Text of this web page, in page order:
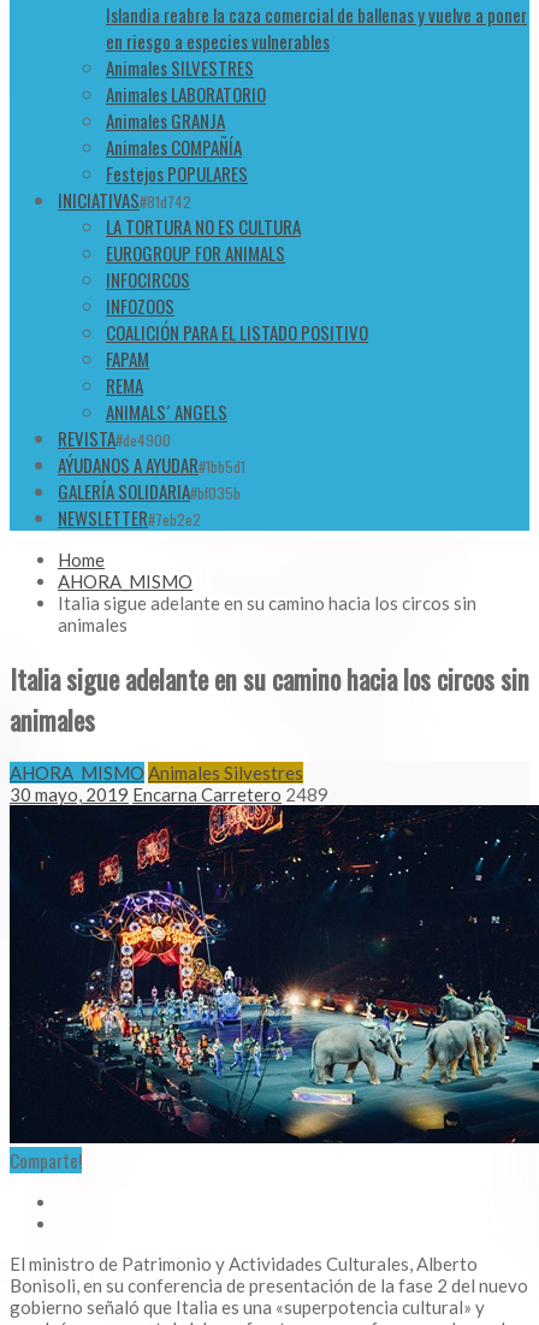
Islandia reabre la caza comercial de ballenas y vuelve a poner
en riesgo a especies vulnerables
Animales SILVESTRES
Animales LABORATORIO
Animales GRANJA
Animales COMPAÑÍA
Festejos POPULARES
INICIATIVAS#81d742
LA TORTURA NO ES CULTURA
EUROGROUP FOR ANIMALS
INFOCIRCOS
INFOZOOS
COALICIÓN PARA EL LISTADO POSITIVO
FAPAM
REMA
ANIMALS´ ANGELS
REVISTA#de4900
AÝUDANOS A AYUDAR#1bb5d1
GALERÍA SOLIDARIA#bf035b
NEWSLETTER#7eb2e2
Home
AHORA_MISMO
Italia sigue adelante en su camino hacia los circos sin
animales
Italia sigue adelante en su camino hacia los circos sin
animales
AHORA_MISMO Animales Silvestres
30 mayo, 2019 Encarna Carretero 2489
Comparte!
El ministro de Patrimonio y Actividades Culturales, Alberto
Bonisoli, en su conferencia de presentación de la fase 2 del nuevo
gobierno señaló que Italia es una «superpotencia cultural» y